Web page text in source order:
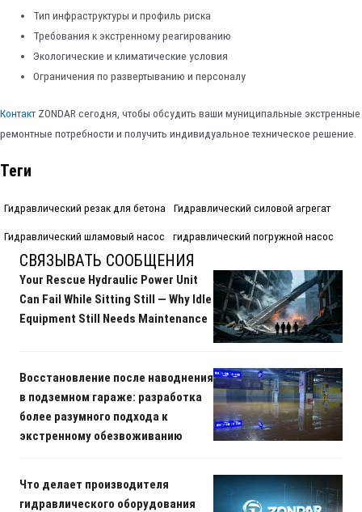
Тип инфраструктуры и профиль риска
Требования к экстренному реагированию
Экологические и климатические условия
Ограничения по развертыванию и персоналу
Контакт ZONDAR сегодня, чтобы обсудить ваши муниципальные экстренные
ремонтные потребности и получить индивидуальное техническое решение.
Теги
Гидравлический резак для бетона Гидравлический силовой агрегат
Гидравлический шламовый насос гидравлический погружной насос
СВЯЗЫВАТЬ СООБЩЕНИЯ
Your Rescue Hydraulic Power Unit
Can Fail While Sitting Still — Why Idle
Equipment Still Needs Maintenance
Восстановление после наводнения
в подземном гараже: разработка
более разумного подхода к
экстренному обезвоживанию
Что делает производителя
гидравлического оборудования